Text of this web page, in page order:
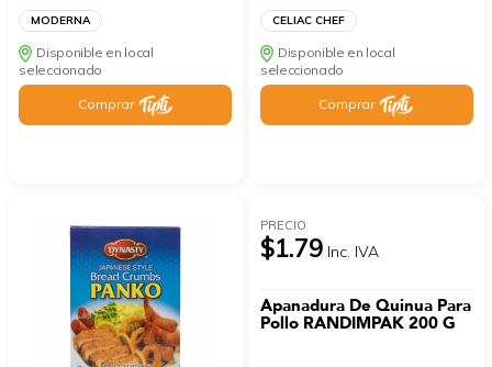
MODERNA
Disponible en local
seleccionado
Comprar
CELIAC CHEF
Disponible en local
seleccionado
Comprar
PRECIO
$1.79 Inc. IVA
Apanadura De Quinua Para
Pollo RANDIMPAK 200 G